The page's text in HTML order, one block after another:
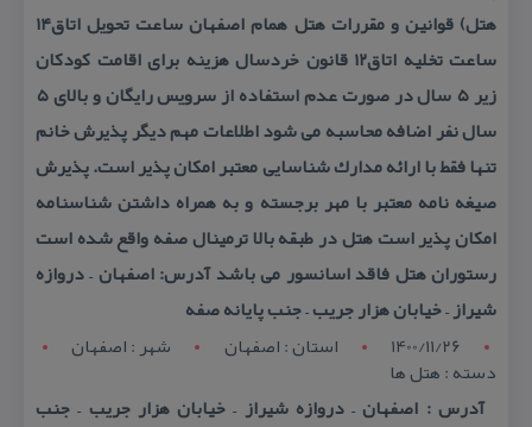
هتل) قوانین و مقررات هتل همام اصفهان ساعت تحویل اتاق۱۴
ساعت تخلیه اتاق۱۲ قانون خردسال هزینه برای اقامت كودكان
زیر ۵ سال در صورت عدم استفاده از سرویس رایگان و بالای ۵
سال نفر اضافه محاسبه می شود اطلاعات مهم دیگر پذیرش خانم
تنها فقط با ارائه مدارك شناسایی معتبر امكان پذیر است. پذیرش
صیغه نامه معتبر با مهر برجسته و به همراه داشتن شناسنامه
امكان پذیر است هتل در طبقه بالا ترمینال صفه واقع شده است
رستوران هتل فاقد اسانسور می باشد آدرس: اصفهان – دروازه
شیراز – خیابان هزار جریب – جنب پایانه صفه
1400/11/26
استان : اصفهان شهر : اصفهان
دسته : هتل ها
آدرس : اصفهان – دروازه شیراز – خیابان هزار جریب – جنب